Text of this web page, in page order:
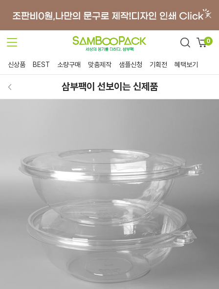
0
신상품 BEST 소량구매 맞춤제작 샘플신청 기획전 혜택보기
삼부팩이 선보이는 신제품